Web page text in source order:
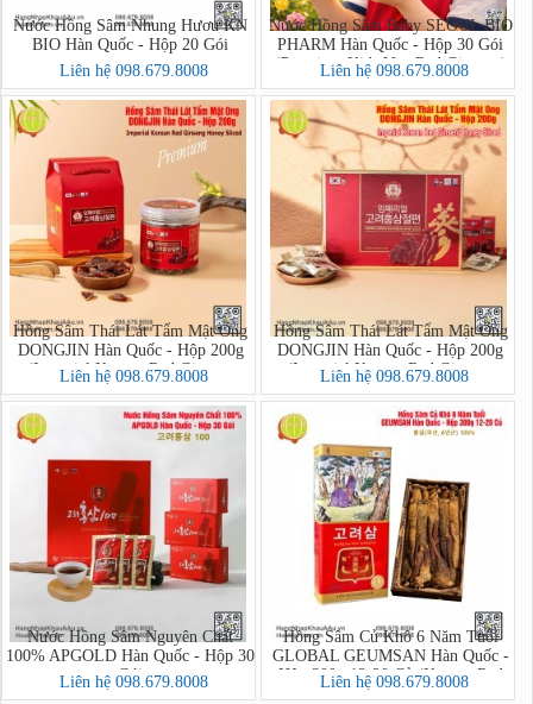
Nước Hồng Sâm Nhung Hươu KN
BIO Hàn Quốc - Hộp 20 Gói
Liên hệ 098.679.8008
Nước Hồng Sâm Baby SEOUL BIO
PHARM Hàn Quốc - Hộp 30 Gói
(Premium Kids Vita Red Ginseng)
Liên hệ 098.679.8008
Hồng Sâm Thái Lát Tẩm Mật Ong
DONGJIN Hàn Quốc - Hộp 200g
(Imperial Korean Red Ginseng
Honey Sliced PREMIUM)
Liên hệ 098.679.8008
Hồng Sâm Thái Lát Tẩm Mật Ong
DONGJIN Hàn Quốc - Hộp 200g
(Imperial Korean Red Ginseng
Honey Sliced)
Liên hệ 098.679.8008
Nước Hồng Sâm Nguyên Chất
100% APGOLD Hàn Quốc - Hộp 30
Gói
Liên hệ 098.679.8008
Hồng Sâm Củ Khô 6 Năm Tuổi
GLOBAL GEUMSAN Hàn Quốc -
Hộp 300g 12-20 Củ (Korean Red
Ginseng)
Liên hệ 098.679.8008